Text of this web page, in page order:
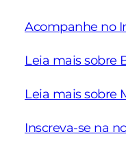
Acompanhe no
Leia mais sobre
Leia mais sobre
Inscreva-se na